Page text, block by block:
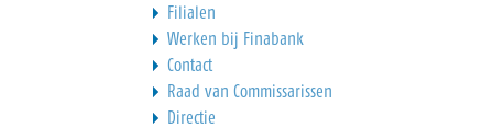
Filialen
Werken bij Finabank
Contact
Raad van Commissarissen
Directie